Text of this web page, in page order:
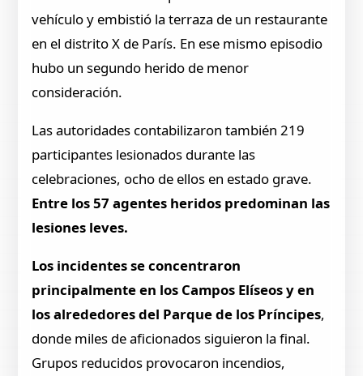
vehículo y embistió la terraza de un restaurante
en el distrito X de París. En ese mismo episodio
hubo un segundo herido de menor
consideración.
Las autoridades contabilizaron también 219
participantes lesionados durante las
celebraciones, ocho de ellos en estado grave.
Entre los 57 agentes heridos predominan las
lesiones leves.
Los incidentes se concentraron
principalmente en los Campos Elíseos y en
los alrededores del Parque de los Príncipes,
donde miles de aficionados siguieron la final.
Grupos reducidos provocaron incendios,